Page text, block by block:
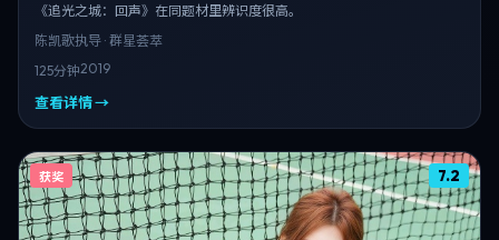
《追光之城：回声》在同题材里辨识度很高。
陈凯歌执导 · 群星荟萃
125分钟2019
查看详情 →
获奖 7.2